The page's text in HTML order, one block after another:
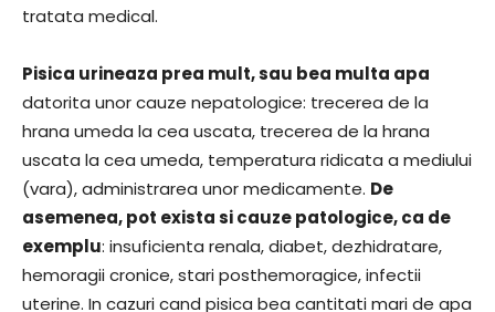
tratata medical.
Pisica urineaza prea mult, sau bea multa apa
datorita unor cauze nepatologice: trecerea de la
hrana umeda la cea uscata, trecerea de la hrana
uscata la cea umeda, temperatura ridicata a mediului
(vara), administrarea unor medicamente. De
asemenea, pot exista si cauze patologice, ca de
exemplu: insuficienta renala, diabet, dezhidratare,
hemoragii cronice, stari posthemoragice, infectii
uterine. In cazuri cand pisica bea cantitati mari de apa